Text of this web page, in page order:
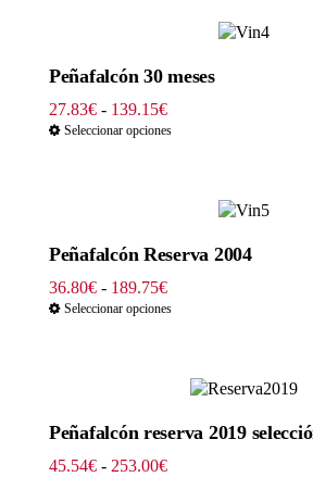
Peñafalcón 30 meses
27.83€ - 139.15€Rango
de
Seleccionar opciones
Peñafalcón Reserva 2004
36.80€ - 189.75€Rango
de
hasta
Seleccionar opciones
Peñafalcón reserva 2019
45.54€ - 253.00€Rango